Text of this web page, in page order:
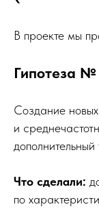
В проекте мы
Гипотеза №
Создание
и
дополнительный
Что сделали:
по